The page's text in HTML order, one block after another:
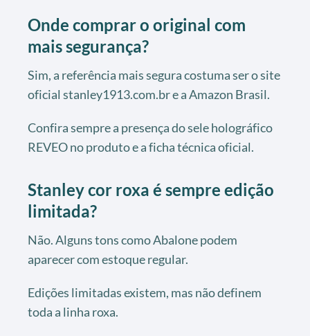
Onde comprar o original com
mais segurança?
Sim, a referência mais segura costuma ser o site
oficial stanley1913.com.br e a Amazon Brasil.
Confira sempre a presença do sele holográfico
REVEO no produto e a ficha técnica oficial.
Stanley cor roxa é sempre edição
limitada?
Não. Alguns tons como Abalone podem
aparecer com estoque regular.
Edições limitadas existem, mas não definem
toda a linha roxa.